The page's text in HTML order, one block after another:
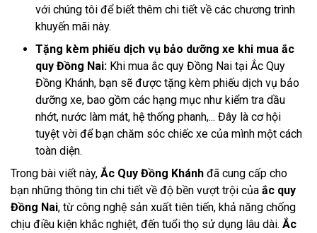
với chúng tôi để biết thêm chi tiết về các chương trình
khuyến mãi này.
Tặng kèm phiếu dịch vụ bảo dưỡng xe khi mua ắc
quy Đồng Nai: Khi mua ắc quy Đồng Nai tại Ắc Quy
Đồng Khánh, bạn sẽ được tặng kèm phiếu dịch vụ bảo
dưỡng xe, bao gồm các hạng mục như kiểm tra dầu
nhớt, nước làm mát, hệ thống phanh,... Đây là cơ hội
tuyệt vời để bạn chăm sóc chiếc xe của mình một cách
toàn diện.
Trong bài viết này, Ắc Quy Đồng Khánh đã cung cấp cho
bạn những thông tin chi tiết về độ bền vượt trội của ắc quy
Đồng Nai, từ công nghệ sản xuất tiên tiến, khả năng chống
chịu điều kiện khắc nghiệt, đến tuổi thọ sử dụng lâu dài. Ắc